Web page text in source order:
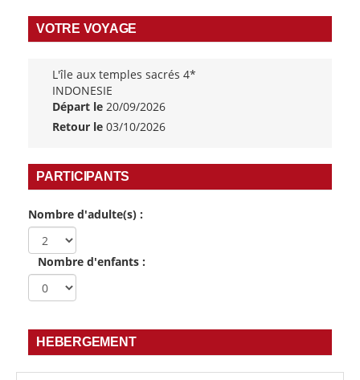
VOTRE VOYAGE
L'île aux temples sacrés 4*
INDONESIE
Départ le 20/09/2026
Retour le 03/10/2026
PARTICIPANTS
Nombre d'adulte(s) :
Nombre d'enfants :
HEBERGEMENT